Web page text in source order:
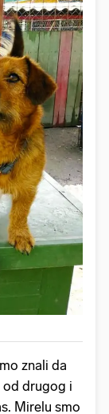
znali da
od drugog i
Mirelu smo